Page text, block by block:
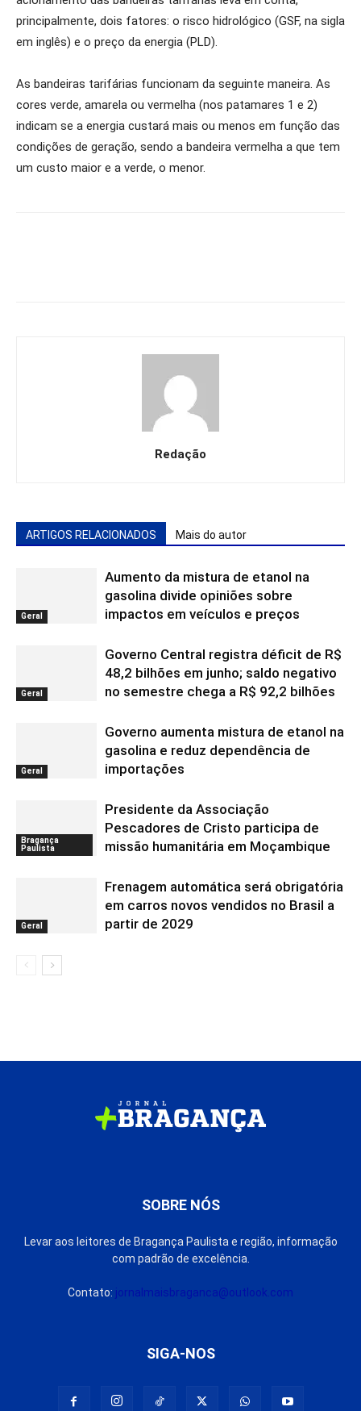
principalmente, dois fatores: o risco hidrológico (GSF, na sigla
em inglês) e o preço da energia (PLD).
As bandeiras tarifárias funcionam da seguinte maneira. As
cores verde, amarela ou vermelha (nos patamares 1 e 2)
indicam se a energia custará mais ou menos em função das
condições de geração, sendo a bandeira vermelha a que tem
um custo maior e a verde, o menor.
Redação
ARTIGOS RELACIONADOS Mais do autor
Geral
Aumento da mistura de etanol na
gasolina divide opiniões sobre
impactos em veículos e preços
Geral
Governo Central registra déficit de R$
48,2 bilhões em junho; saldo negativo
no semestre chega a R$ 92,2 bilhões
Geral
Governo aumenta mistura de etanol na
gasolina e reduz dependência de
importações
Bragança
Paulista
Presidente da Associação
Pescadores de Cristo participa de
missão humanitária em Moçambique
Geral
Frenagem automática será obrigatória
em carros novos vendidos no Brasil a
partir de 2029
SOBRE NÓS
Levar aos leitores de Bragança Paulista e região, informação
com padrão de excelência.
Contato: jornalmaisbraganca@outlook.com
SIGA-NOS